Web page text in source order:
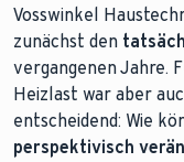
Vosswinkel
zunächst den
vergangenen Jahre.
Heizlast war aber
entscheidend: Wie
perspektivisch